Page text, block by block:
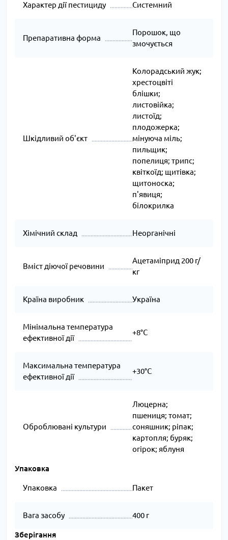
Характер дії пестициду Системний
Препаративна форма
Порошок, що
змочується
Шкідливий об'єкт
Колорадський жук;
хрестоцвіті
блішки;
листовійка;
листоїд;
плодожерка;
мінуюча міль;
пильщик;
попелиця; трипс;
квіткоїд; щитівка;
щитоноска;
п'явиця;
білокрилка
Хімічний склад Неорганічні
Вміст діючої речовини
Ацетаміприд 200 г/
кг
Країна виробник Україна
Мінімальна температура
ефективної дії
+8°C
Максимальна температура
ефективної дії
+30°C
Оброблювані культури
Люцерна;
пшениця; томат;
соняшник; ріпак;
картопля; буряк;
огірок; яблуня
Упаковка
Упаковка Пакет
Вага засобу 400 г
Зберігання